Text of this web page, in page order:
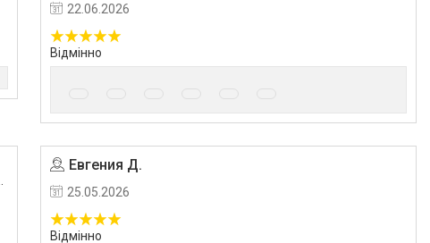
22.06.2026
Відмінно
Евгения Д.
25.05.2026
Відмінно